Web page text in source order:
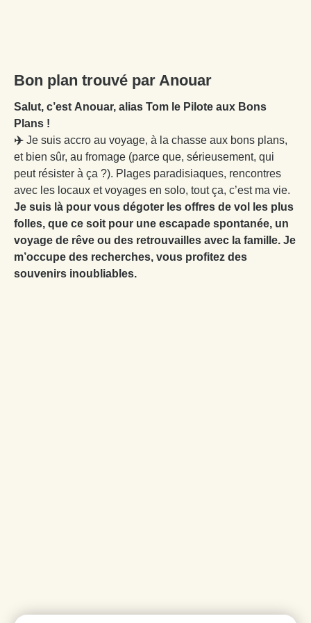
Bon plan trouvé par Anouar
Salut, c’est Anouar, alias Tom le Pilote aux Bons
Plans !
✈️ Je suis accro au voyage, à la chasse aux bons plans,
et bien sûr, au fromage (parce que, sérieusement, qui
peut résister à ça ?). Plages paradisiaques, rencontres
avec les locaux et voyages en solo, tout ça, c’est ma vie.
Je suis là pour vous dégoter les offres de vol les plus
folles, que ce soit pour une escapade spontanée, un
voyage de rêve ou des retrouvailles avec la famille. Je
m’occupe des recherches, vous profitez des
souvenirs inoubliables.